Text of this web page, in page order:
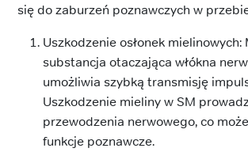
się do zaburzeń poznawczych w
Uszkodzenie osłonek mielinowych:
substancja otaczająca włókna
umożliwia szybką transmisję
Uszkodzenie mieliny w SM
przewodzenia nerwowego, co
funkcje poznawcze.